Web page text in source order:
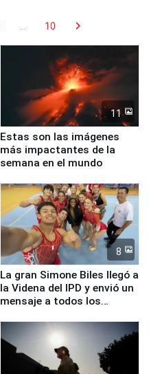
10 chevron_right
11
Estas son las imágenes
más impactantes de la
semana en el mundo
8
La gran Simone Biles llegó a
la Videna del IPD y envió un
mensaje a todos los